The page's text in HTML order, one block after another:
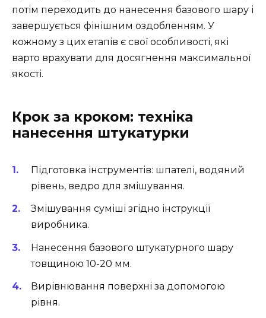
потім переходить до нанесення базового шару і
завершується фінішним оздобленням. У
кожному з цих етапів є свої особливості, які
варто врахувати для досягнення максимальної
якості.
Крок за кроком: техніка
нанесення штукатурки
Підготовка інструментів: шпателі, водяний
рівень, ведро для змішування.
Змішування суміші згідно інструкції
виробника.
Нанесення базового штукатурного шару
товщиною 10-20 мм.
Вирівнювання поверхні за допомогою
рівня.